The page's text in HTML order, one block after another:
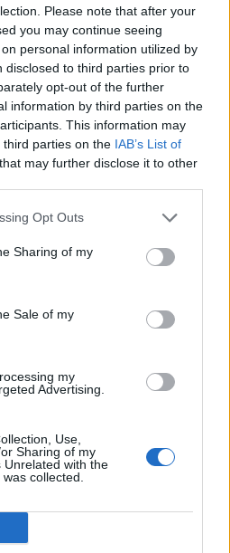
Please note that after your
you may continue seeing
personal information utilized by
disclosed to third parties prior to
opt-out of the further
information by third parties on the
This information may
parties on the IAB’s List of
that may further disclose it to other
Opt Outs
Sharing of my
Sale of my
my
Advertising.
Use,
Sharing of my
Unrelated with the
collected.
haza Horvátországból a
Szilárd cselgáncsozó, aki a
egyéniben
Egyetemi Bajnokságon.
cikkek betöltése
meghívót a válogatottba
idegenbeli meccsekkel
a Marosvásárhelyi VSK
román és a magyar sajtó,
II-nél, fiatalos hévvel épül a